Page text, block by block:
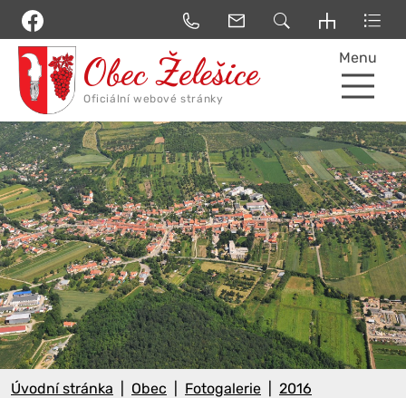
Menu
Úvodní stránka Obec Fotogalerie
2016